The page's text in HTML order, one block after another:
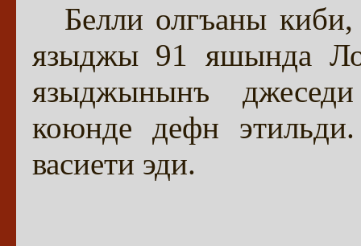
Белли олгъаны
языджы 91 яшында
языджынынъ
коюнде дефн
васиети эди.